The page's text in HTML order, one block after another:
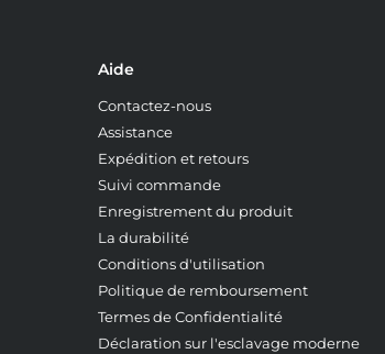
Aide
Contactez-nous
Assistance
Expédition et retours
Suivi commande
Enregistrement du produit
La durabilité
Conditions d'utilisation
Politique de remboursement
Termes de Confidentialité
Déclaration sur l'esclavage moderne